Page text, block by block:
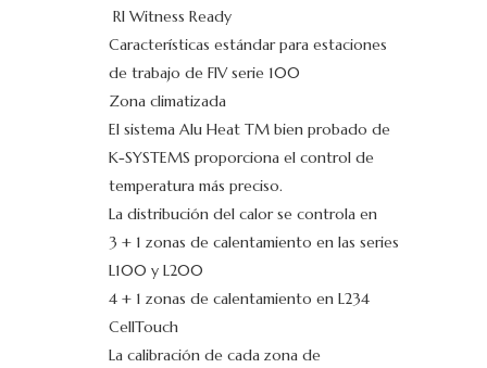
RI Witness Ready
Características estándar para estaciones
de trabajo de FIV serie 100
Zona climatizada
El sistema Alu Heat TM bien probado de
K-SYSTEMS proporciona el control de
temperatura más preciso.
La distribución del calor se controla en
3 + 1 zonas de calentamiento en las series
L100 y L200
4 + 1 zonas de calentamiento en L234
CellTouch
La calibración de cada zona de